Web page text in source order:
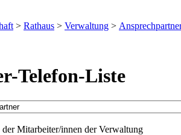
> Rathaus > Verwaltung >
Telefon-Liste
der Mitarbeiter/innen der Verwaltung